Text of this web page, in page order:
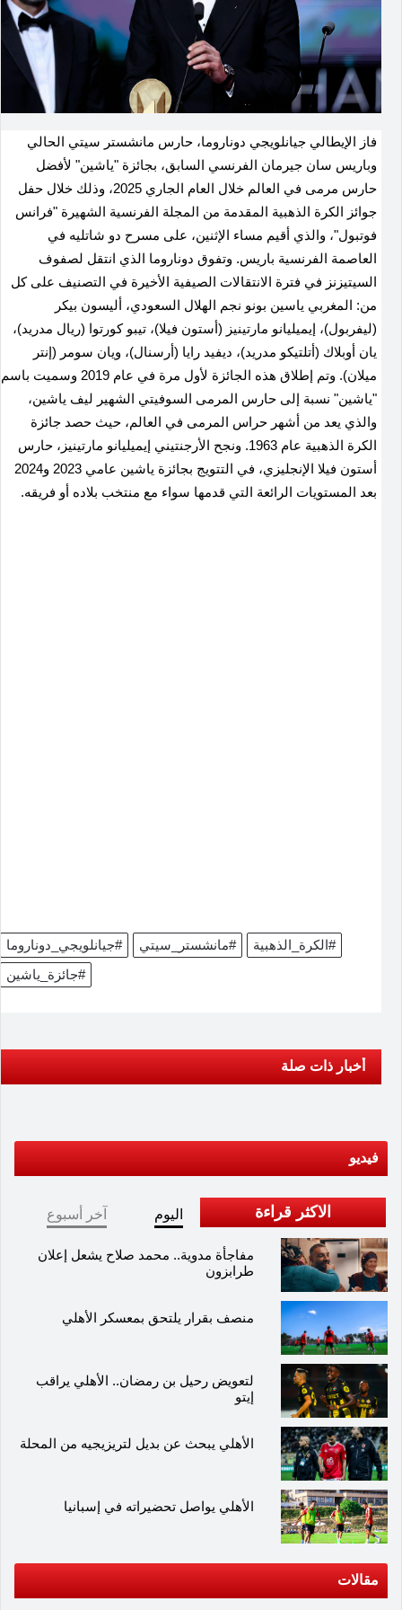
فاز الإيطالي جيانلويجي دوناروما، حارس مانشستر سيتي الحالي
وباريس سان جيرمان الفرنسي السابق، بجائزة "ياشين" لأفضل
حارس مرمى في العالم خلال العام الجاري 2025، وذلك خلال حفل
جوائز الكرة الذهبية المقدمة من المجلة الفرنسية الشهيرة "فرانس
فوتبول"، والذي أقيم مساء الإثنين، على مسرح دو شاتليه في
العاصمة الفرنسية باريس. وتفوق دوناروما الذي انتقل لصفوف
السيتيزنز في فترة الانتقالات الصيفية الأخيرة في التصنيف على كل
من: المغربي ياسين بونو نجم الهلال السعودي، أليسون بيكر
(ليفربول)، إيميليانو مارتينيز (أستون فيلا)، تيبو كورتوا (ريال مدريد)،
يان أوبلاك (أتلتيكو مدريد)، ديفيد رايا (أرسنال)، ويان سومر (إنتر
ميلان). وتم إطلاق هذه الجائزة لأول مرة في عام 2019 وسميت باسم
"ياشين" نسبة إلى حارس المرمى السوفيتي الشهير ليف ياشين،
والذي يعد من أشهر حراس المرمى في العالم، حيث حصد جائزة
الكرة الذهبية عام 1963. ونجح الأرجنتيني إيميليانو مارتينيز، حارس
أستون فيلا الإنجليزي، في التتويج بجائزة ياشين عامي 2023 و2024
بعد المستويات الرائعة التي قدمها سواء مع منتخب بلاده أو فريقه.
#جيانلويجي_دوناروما #مانشستر_سيتي
#الكرة_الذهبية
#جائزة_ياشين
أخبار ذات صلة
فيديو
الاكثر قراءة اليوم آخر أسبوع
مفاجأة مدوية.. محمد صلاح يشعل إعلان
طرابزون
منصف بقرار يلتحق بمعسكر الأهلي
لتعويض رحيل بن رمضان.. الأهلي يراقب
إيتو
الأهلي يبحث عن بديل لتريزيجيه من المحلة
الأهلي يواصل تحضيراته في إسبانيا
مقالات